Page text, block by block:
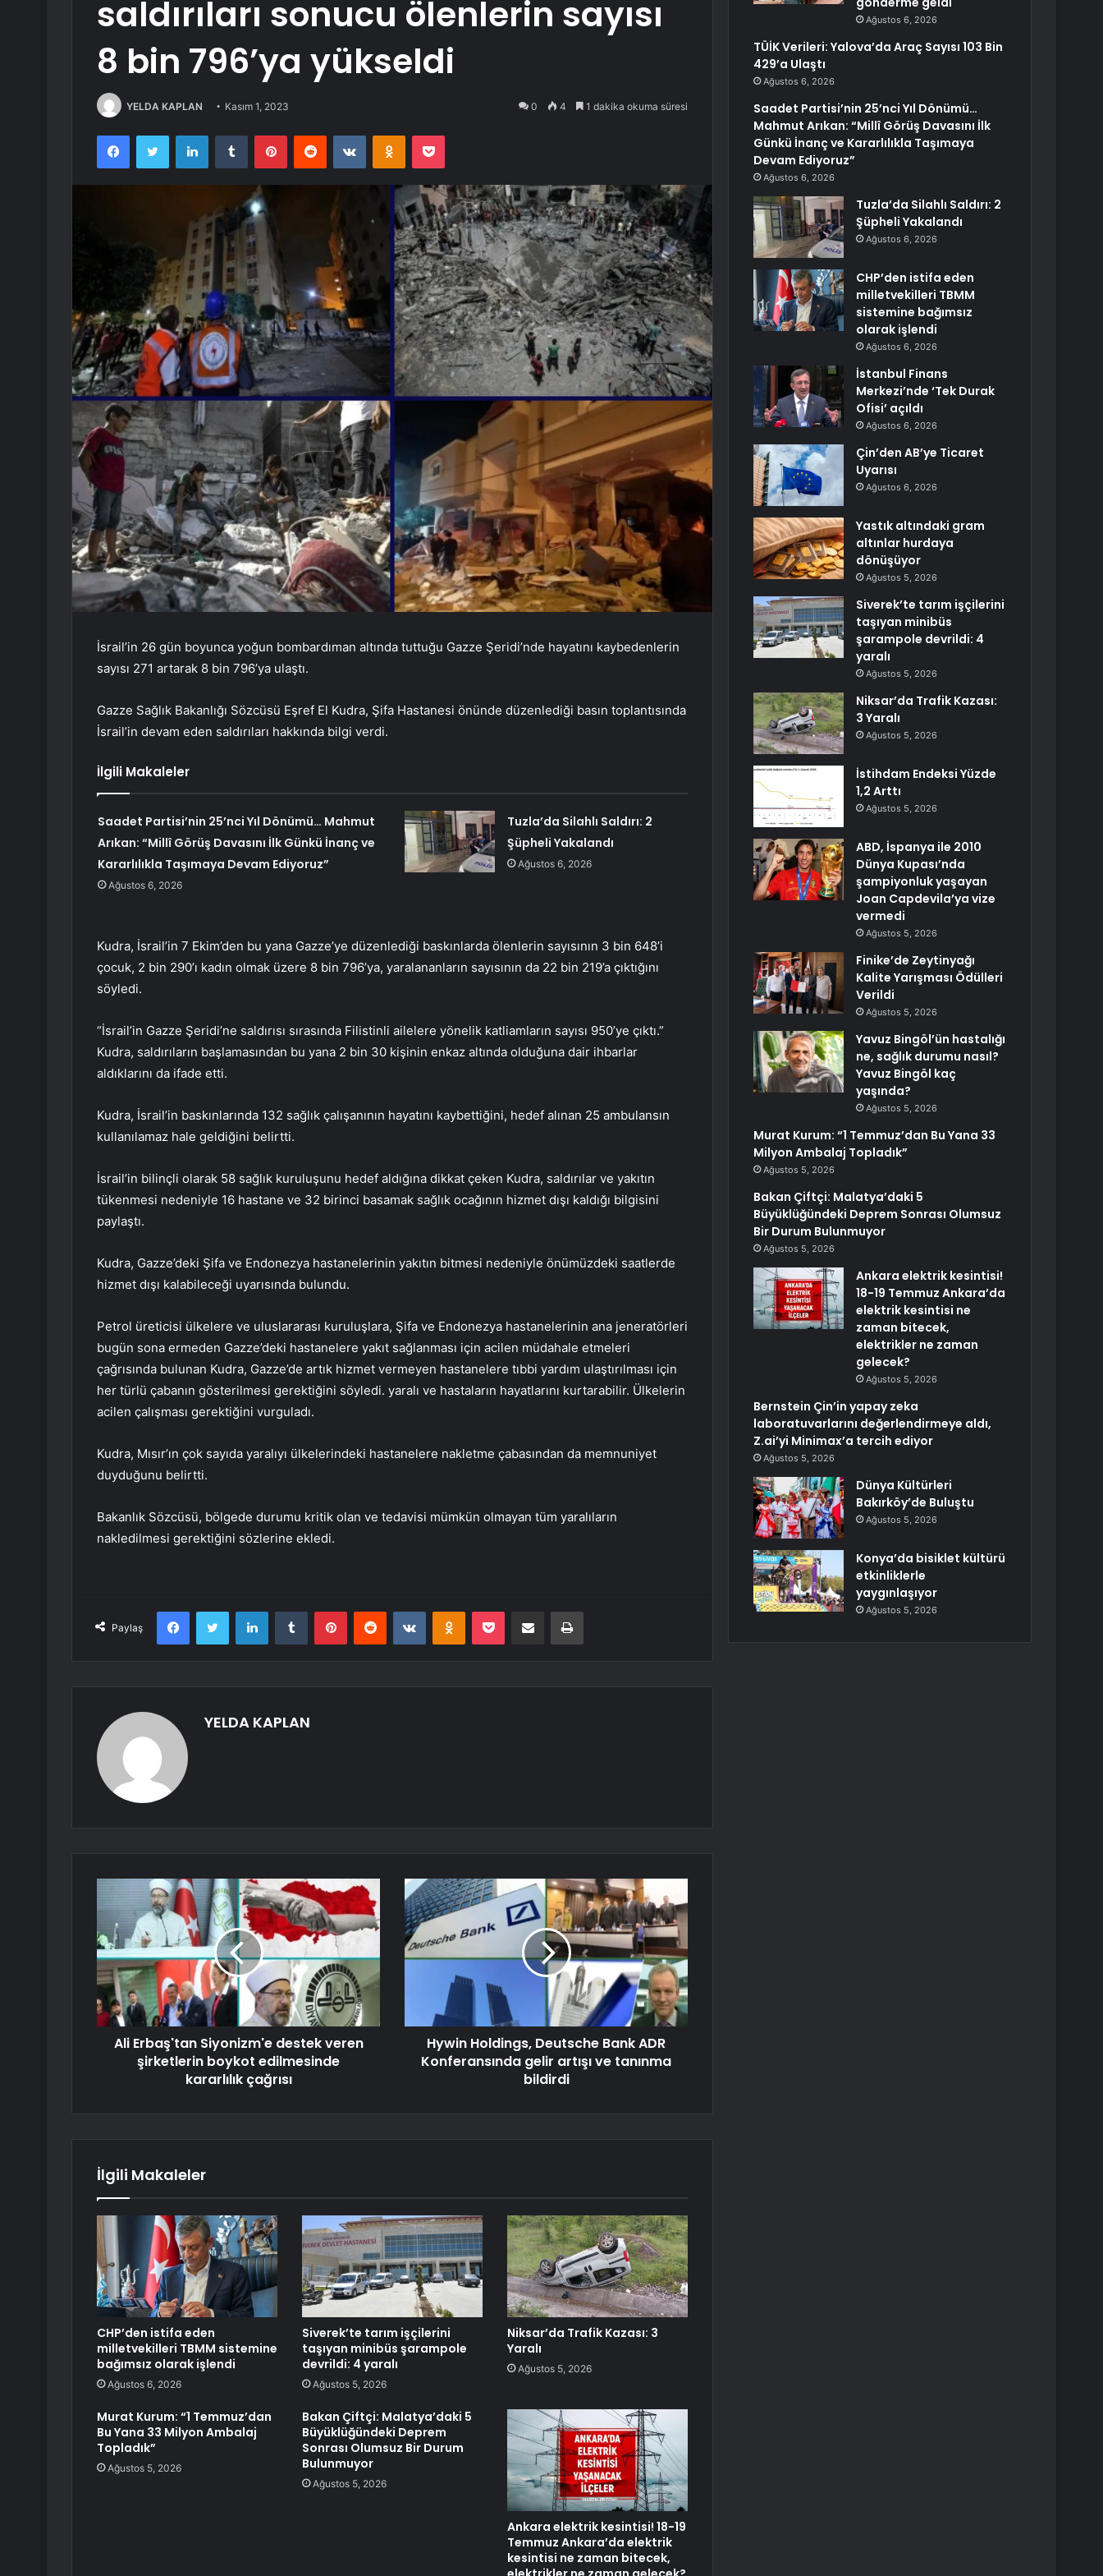
saldırıları sonucu ölenlerin sayısı
8 bin 796’ya yükseldi
YELDA KAPLAN Kasım 1, 2023 0 4 1 dakika okuma süresi
FacebookTwitter LinkedInTumblr PinterestReddit VKontakteOdnoklassniki
Pocket
İsrail’in 26 gün boyunca yoğun bombardıman altında tuttuğu Gazze Şeridi’nde hayatını kaybedenlerin
sayısı 271 artarak 8 bin 796’ya ulaştı.
Gazze Sağlık Bakanlığı Sözcüsü Eşref El Kudra, Şifa Hastanesi önünde düzenlediği basın toplantısında
İsrail’in devam eden saldırıları hakkında bilgi verdi.
İlgili Makaleler
Saadet Partisi’nin 25’nci Yıl Dönümü… Mahmut
Arıkan: “Millî Görüş Davasını İlk Günkü İnanç ve
Kararlılıkla Taşımaya Devam Ediyoruz”
Ağustos 6, 2026
Tuzla’da Silahlı Saldırı: 2
Şüpheli Yakalandı
Ağustos 6, 2026
Kudra, İsrail’in 7 Ekim’den bu yana Gazze’ye düzenlediği baskınlarda ölenlerin sayısının 3 bin 648’i
çocuk, 2 bin 290’ı kadın olmak üzere 8 bin 796’ya, yaralananların sayısının da 22 bin 219’a çıktığını
söyledi.
“İsrail’in Gazze Şeridi’ne saldırısı sırasında Filistinli ailelere yönelik katliamların sayısı 950’ye çıktı.”
Kudra, saldırıların başlamasından bu yana 2 bin 30 kişinin enkaz altında olduğuna dair ihbarlar
aldıklarını da ifade etti.
Kudra, İsrail’in baskınlarında 132 sağlık çalışanının hayatını kaybettiğini, hedef alınan 25 ambulansın
kullanılamaz hale geldiğini belirtti.
İsrail’in bilinçli olarak 58 sağlık kuruluşunu hedef aldığına dikkat çeken Kudra, saldırılar ve yakıtın
tükenmesi nedeniyle 16 hastane ve 32 birinci basamak sağlık ocağının hizmet dışı kaldığı bilgisini
paylaştı.
Kudra, Gazze’deki Şifa ve Endonezya hastanelerinin yakıtın bitmesi nedeniyle önümüzdeki saatlerde
hizmet dışı kalabileceği uyarısında bulundu.
Petrol üreticisi ülkelere ve uluslararası kuruluşlara, Şifa ve Endonezya hastanelerinin ana jeneratörleri
bugün sona ermeden Gazze’deki hastanelere yakıt sağlanması için acilen müdahale etmeleri
çağrısında bulunan Kudra, Gazze’de artık hizmet vermeyen hastanelere tıbbi yardım ulaştırılması için
her türlü çabanın gösterilmesi gerektiğini söyledi. yaralı ve hastaların hayatlarını kurtarabilir. Ülkelerin
acilen çalışması gerektiğini vurguladı.
Kudra, Mısır’ın çok sayıda yaralıyı ülkelerindeki hastanelere nakletme çabasından da memnuniyet
duyduğunu belirtti.
Bakanlık Sözcüsü, bölgede durumu kritik olan ve tedavisi mümkün olmayan tüm yaralıların
nakledilmesi gerektiğini sözlerine ekledi.
Paylaş
FacebookTwitter LinkedInTumblr PinterestReddit VKontakteOdnoklassniki
Pocket E-Posta ile paylaş Yazdır
YELDA KAPLAN
Ali Erbaş'tan Siyonizm'e destek veren
şirketlerin boykot edilmesinde
kararlılık çağrısı
Hywin Holdings, Deutsche Bank ADR
Konferansında gelir artışı ve tanınma
bildirdi
İlgili Makaleler
CHP’den istifa eden
milletvekilleri TBMM sistemine
bağımsız olarak işlendi
Ağustos 6, 2026
Siverek’te tarım işçilerini
taşıyan minibüs şarampole
devrildi: 4 yaralı
Ağustos 5, 2026
Niksar’da Trafik Kazası: 3
Yaralı
Ağustos 5, 2026
Murat Kurum: “1 Temmuz’dan
Bu Yana 33 Milyon Ambalaj
Topladık”
Ağustos 5, 2026
Bakan Çiftçi: Malatya’daki 5
Büyüklüğündeki Deprem
Sonrası Olumsuz Bir Durum
Bulunmuyor
Ağustos 5, 2026
Ankara elektrik kesintisi! 18-19
Temmuz Ankara’da elektrik
kesintisi ne zaman bitecek,
Ağustos 6, 2026
TÜİK Verileri: Yalova’da Araç Sayısı 103 Bin
429’a Ulaştı
Ağustos 6, 2026
Saadet Partisi’nin 25’nci Yıl Dönümü…
Mahmut Arıkan: “Millî Görüş Davasını İlk
Günkü İnanç ve Kararlılıkla Taşımaya
Devam Ediyoruz”
Ağustos 6, 2026
Tuzla’da Silahlı Saldırı: 2
Şüpheli Yakalandı
Ağustos 6, 2026
CHP’den istifa eden
milletvekilleri TBMM
sistemine bağımsız
olarak işlendi
Ağustos 6, 2026
İstanbul Finans
Merkezi’nde ‘Tek Durak
Ofisi’ açıldı
Ağustos 6, 2026
Çin’den AB’ye Ticaret
Uyarısı
Ağustos 6, 2026
Yastık altındaki gram
altınlar hurdaya
dönüşüyor
Ağustos 5, 2026
Siverek’te tarım işçilerini
taşıyan minibüs
şarampole devrildi: 4
yaralı
Ağustos 5, 2026
Niksar’da Trafik Kazası:
3 Yaralı
Ağustos 5, 2026
İstihdam Endeksi Yüzde
1,2 Arttı
Ağustos 5, 2026
ABD, İspanya ile 2010
Dünya Kupası’nda
şampiyonluk yaşayan
Joan Capdevila’ya vize
vermedi
Ağustos 5, 2026
Finike’de Zeytinyağı
Kalite Yarışması Ödülleri
Verildi
Ağustos 5, 2026
Yavuz Bingöl’ün hastalığı
ne, sağlık durumu nasıl?
Yavuz Bingöl kaç
yaşında?
Ağustos 5, 2026
Murat Kurum: “1 Temmuz’dan Bu Yana 33
Milyon Ambalaj Topladık”
Ağustos 5, 2026
Bakan Çiftçi: Malatya’daki 5
Büyüklüğündeki Deprem Sonrası Olumsuz
Bir Durum Bulunmuyor
Ağustos 5, 2026
Ankara elektrik kesintisi!
18-19 Temmuz Ankara’da
elektrik kesintisi ne
zaman bitecek,
elektrikler ne zaman
gelecek?
Ağustos 5, 2026
Bernstein Çin’in yapay zeka
laboratuvarlarını değerlendirmeye aldı,
Z.ai’yi Minimax’a tercih ediyor
Ağustos 5, 2026
Dünya Kültürleri
Bakırköy’de Buluştu
Ağustos 5, 2026
Konya’da bisiklet kültürü
etkinliklerle
yaygınlaşıyor
Ağustos 5, 2026